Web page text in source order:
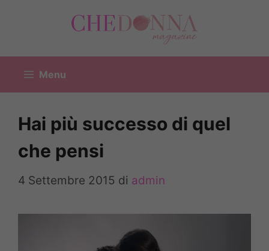
Menu
Hai più successo di quel
che pensi
4 Settembre 2015 di admin